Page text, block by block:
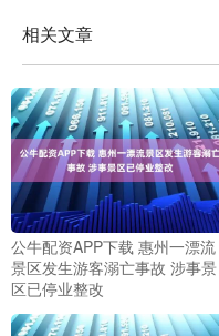
相关文章
公牛配资APP下载 惠州一漂流
景区发生游客溺亡事故 涉事景
区已停业整改